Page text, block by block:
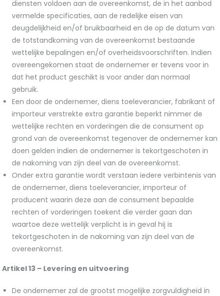
diensten voldoen aan de overeenkomst, de in het aanbod
vermelde specificaties, aan de redelijke eisen van
deugdelijkheid en/of bruikbaarheid en de op de datum van
de totstandkoming van de overeenkomst bestaande
wettelijke bepalingen en/of overheidsvoorschriften. Indien
overeengekomen staat de ondernemer er tevens voor in
dat het product geschikt is voor ander dan normaal
gebruik.
Een door de ondernemer, diens toeleverancier, fabrikant of
importeur verstrekte extra garantie beperkt nimmer de
wettelijke rechten en vorderingen die de consument op
grond van de overeenkomst tegenover de ondernemer kan
doen gelden indien de ondernemer is tekortgeschoten in
de nakoming van zijn deel van de overeenkomst.
Onder extra garantie wordt verstaan iedere verbintenis van
de ondernemer, diens toeleverancier, importeur of
producent waarin deze aan de consument bepaalde
rechten of vorderingen toekent die verder gaan dan
waartoe deze wettelijk verplicht is in geval hij is
tekortgeschoten in de nakoming van zijn deel van de
overeenkomst.
Artikel 13 – Levering en uitvoering
De ondernemer zal de grootst mogelijke zorgvuldigheid in